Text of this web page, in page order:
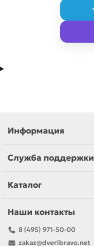
Информация
Служба поддержки
Каталог
Наши контакты
8 (495) 971-50-00
zakaz@dveribravo.net